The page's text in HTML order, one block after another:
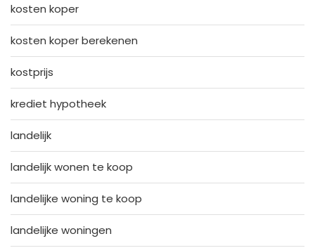
kosten koper
kosten koper berekenen
kostprijs
krediet hypotheek
landelijk
landelijk wonen te koop
landelijke woning te koop
landelijke woningen